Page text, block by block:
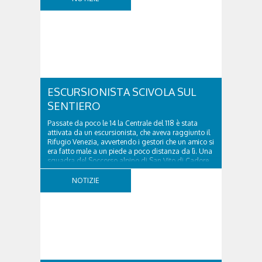
ESCURSIONISTA SCIVOLA SUL
SENTIERO
Passate da poco le 14 la Centrale del 118 è stata
attivata da un escursionista, che aveva raggiunto il
Rifugio Venezia, avvertendo i gestori che un amico si
era fatto male a un piede a poco distanza da lì. Una
squadra del Soccorso alpino di San Vito di Cadore
ha quindi raggiunto l'infortunato...
NOTIZIE